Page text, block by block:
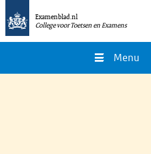
Examenblad.nl
College voor Toetsen en Examens
Menu